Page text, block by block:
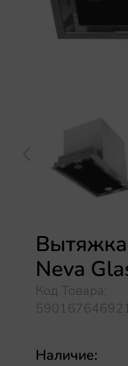
Neva
Код Товара:
Наличие: